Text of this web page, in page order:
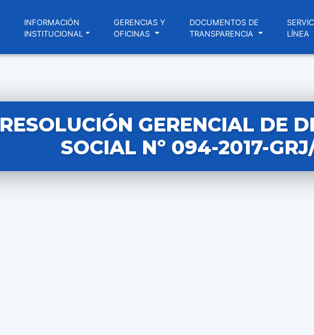
INFORMACIÓN
INSTITUCIONAL
GERENCIAS Y
OFICINAS
DOCUMENTOS DE
TRANSPARENCIA
LÍNEA
RESOLUCIÓN GERENCIAL DE
SOCIAL Nº 094-2017-